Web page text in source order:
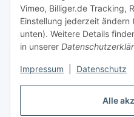
Alle
Vimeo, Billiger.de Tracking,
Einstellung jederzeit
unten). Weitere Details
in unserer
Impressum Datenschutz
Kompressionsversorgung